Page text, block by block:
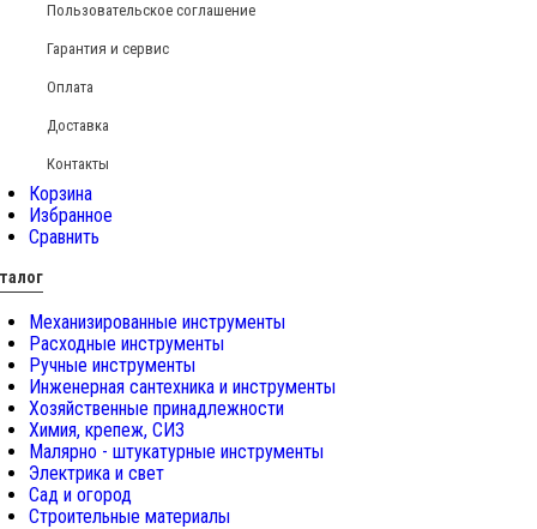
Пользовательское соглашение
Гарантия и сервис
Оплата
Доставка
Контакты
Корзина
Избранное
Сравнить
Механизированные инструменты
Расходные инструменты
Ручные инструменты
Инженерная сантехника и инструменты
Хозяйственные принадлежности
Химия, крепеж, СИЗ
Малярно - штукатурные инструменты
Электрика и свет
Сад и огород
Строительные материалы